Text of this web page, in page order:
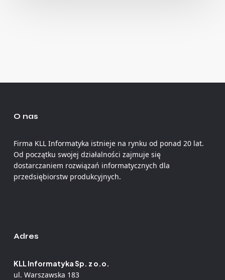
O nas
Firma KLL Informatyka istnieje na rynku od ponad 20 lat.
Od początku swojej działalności zajmuje się
dostarczaniem rozwiązań informatycznych dla
przedsiębiorstw produkcyjnych.
Adres
KLL Informatyka Sp. z o.o.
ul. Warszawska 183